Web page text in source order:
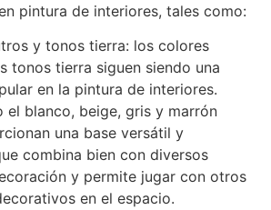
pintura de interiores, tales como:
y tonos tierra: los colores
tonos tierra siguen siendo una
en la pintura de interiores.
el blanco, beige, gris y marrón
una base versátil y
combina bien con diversos
y permite jugar con otros
en el espacio.